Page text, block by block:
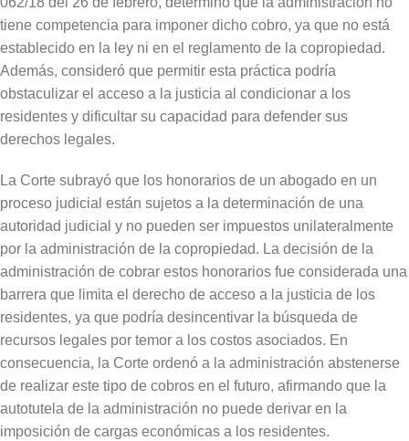
tiene competencia para imponer dicho cobro, ya que no está
establecido en la ley ni en el reglamento de la copropiedad.
Además, consideró que permitir esta práctica podría
obstaculizar el acceso a la justicia al condicionar a los
residentes y dificultar su capacidad para defender sus
derechos legales.
La Corte subrayó que los honorarios de un abogado en un
proceso judicial están sujetos a la determinación de una
autoridad judicial y no pueden ser impuestos unilateralmente
por la administración de la copropiedad. La decisión de la
administración de cobrar estos honorarios fue considerada una
barrera que limita el derecho de acceso a la justicia de los
residentes, ya que podría desincentivar la búsqueda de
recursos legales por temor a los costos asociados. En
consecuencia, la Corte ordenó a la administración abstenerse
de realizar este tipo de cobros en el futuro, afirmando que la
autotutela de la administración no puede derivar en la
imposición de cargas económicas a los residentes.